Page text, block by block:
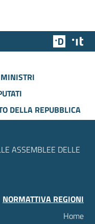
Team
DELLA REPUBBLICA
ASSEMBLEE DELLE
NORMATTIVA REGIONI
Home